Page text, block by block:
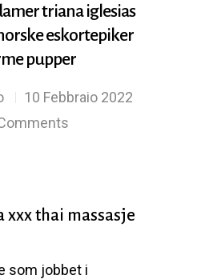
triana iglesias
eskortepiker
pupper
10 Febbraio 2022
xxx thai massasje
som jobbet i